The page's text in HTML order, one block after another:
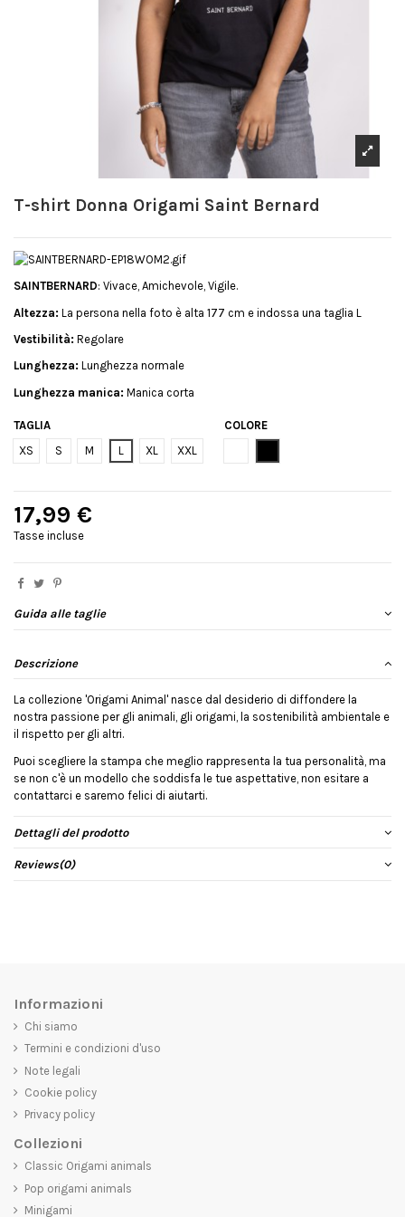
T-shirt Donna Origami Saint Bernard
SAINTBERNARD: Vivace, Amichevole, Vigile.
Altezza: La persona nella foto è alta 177 cm e indossa una taglia L
Vestibilità: Regolare
Lunghezza: Lunghezza normale
Lunghezza manica: Manica corta
TAGLIA
XS
S M L XL XXL
COLORE
17,99 €
Tasse incluse
Guida alle taglie
Descrizione
La collezione 'Origami Animal' nasce dal desiderio di diffondere la
nostra passione per gli animali, gli origami, la sostenibilità ambientale e
il rispetto per gli altri.
Puoi scegliere la stampa che meglio rappresenta la tua personalità, ma
se non c'è un modello che soddisfa le tue aspettative, non esitare a
contattarci e saremo felici di aiutarti.
Dettagli del prodotto
Reviews(0)
Informazioni
Chi siamo
Termini e condizioni d'uso
Note legali
Cookie policy
Privacy policy
Collezioni
Classic Origami animals
Pop origami animals
Minigami